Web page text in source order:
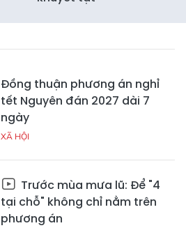
Đồng thuận phương án nghỉ
tết Nguyên đán 2027 dài 7
ngày
XÃ HỘI
Trước mùa mưa lũ: Để "4
tại chỗ" không chỉ nằm trên
phương án